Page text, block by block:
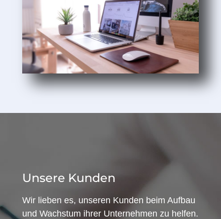
Unsere Kunden
Wir lieben es, unseren Kunden beim Aufbau
und Wachstum ihrer Unternehmen zu helfen.